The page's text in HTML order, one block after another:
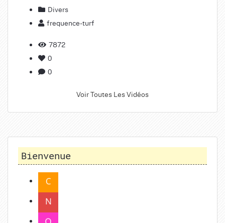
Divers
frequence-turf
7872
0
0
Voir Toutes Les Vidéos
Bienvenue